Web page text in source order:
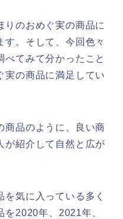
りのおめぐ実の商品に
す。そして、今回色々
べてみて分かったこと
実の商品に満足してい
商品のように、良い商
が紹介して自然と広が
気に入っている多く
を2020年、2021年、